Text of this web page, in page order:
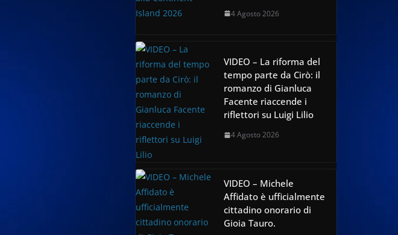
4 Agosto 2026
VIDEO – La riforma del
tempo parte da Cirò: il
romanzo di Gianluca
Facente riaccende i
riflettori su Luigi Lilio
4 Agosto 2026
VIDEO – Michele
Affidato è ufficialmente
cittadino onorario di
Gioia Tauro.